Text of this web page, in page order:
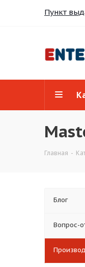
Пункт
Главная -
Блог
Вопрос-